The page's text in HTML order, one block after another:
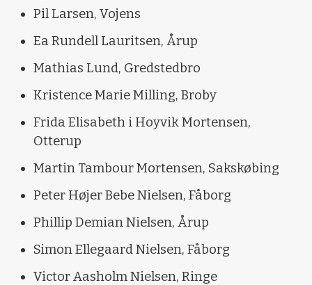
Pil Larsen, Vojens
Ea Rundell Lauritsen, Årup
Mathias Lund, Gredstedbro
Kristence Marie Milling, Broby
Frida Elisabeth i Hoyvik Mortensen,
Otterup
Martin Tambour Mortensen, Sakskøbing
Peter Højer Bebe Nielsen, Fåborg
Phillip Demian Nielsen, Årup
Simon Ellegaard Nielsen, Fåborg
Victor Aasholm Nielsen, Ringe